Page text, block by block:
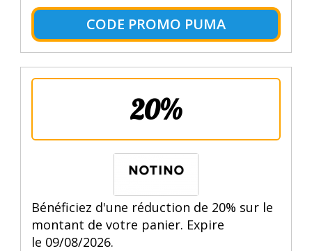
CODE PROMO PUMA
20%
Bénéficiez d'une réduction de 20% sur le
montant de votre panier. Expire
le 09/08/2026.